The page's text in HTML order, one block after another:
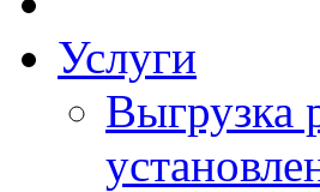
Услуги
Выгрузка